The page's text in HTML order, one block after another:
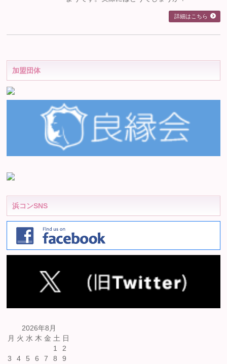
詳細はこちら
加盟団体
浜コンSNS
2026年8月
月 火 水 木 金 土 日
1
2
3
4 5 6 7 8
9